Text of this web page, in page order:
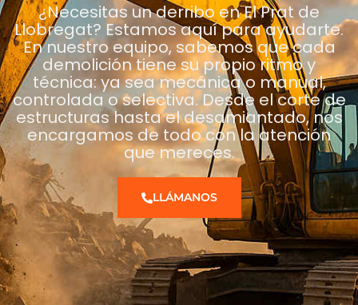
¿Necesitas un derribo en El Prat de
Llobregat? Estamos aquí para ayudarte.
En nuestro equipo, sabemos que cada
demolición tiene su propio ritmo y
técnica: ya sea mecánica o manual,
controlada o selectiva. Desde el corte de
estructuras hasta el desamiantado, nos
encargamos de todo con la atención
que mereces.
LLÁMANOS